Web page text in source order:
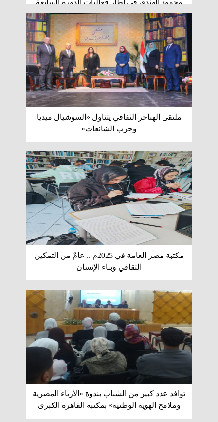
محمود الهندي في إطار فعاليات الدورة السابعة
والخمسين من معرض القاهرة الدولي للكتاب،
استضافت قاعة «الندوات المتخصصة» ندوة فكرية
موسعة بعنوان «توظيف الموروث الشعبي في
ملتقى الهناجر الثقافي يتناول «السوشيال ميديا
وحرب الشائعات»
مكتبة مصر العامة في 2025م .. عامٌ من التمكين
الثقافي وبناء الإنسان
توافد عدد كبير من الشباب بندوة «الأزياء المصرية
وملامح الهوية الوطنية» بمكتبة القاهرة الكبرى